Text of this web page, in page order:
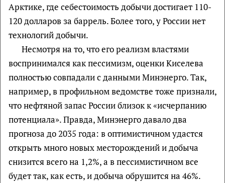
Арктике, где себестоимость добычи достигает 110-
120 долларов за баррель. Более того, у России нет
технологий добычи.
Несмотря на то, что его реализм властями
воспринимался как пессимизм, оценки Киселева
полностью совпадали с данными Минэнерго. Так,
например, в профильном ведомстве тоже признали,
что нефтяной запас России близок к «исчерпанию
потенциала». Правда, Минэнерго давало два
прогноза до 2035 года: в оптимистичном удастся
открыть много новых месторождений и добыча
снизится всего на 1,2%, а в пессимистичном все
будет так, как есть, и добыча обрушится на 46%.